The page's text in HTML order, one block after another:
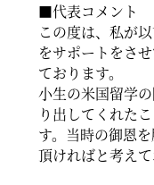
■代表コメント
この度は、私が
をサポートをさ
ております。
小生の米国留学
り出してくれた
す。当時の御恩
頂ければと考えて